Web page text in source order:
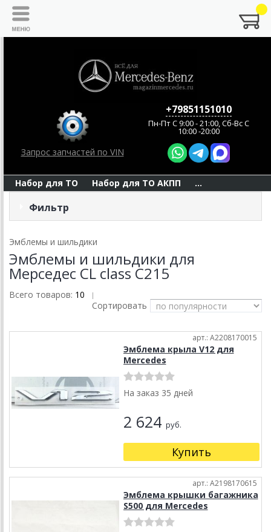
Запрос запчастей по VIN
+79851151010
Пн-Пт C 9:00 - 21:00, Сб-Вс С
10:00 -20:00
Набор для ТО Набор для ТО АКПП ...
Фильтр
Эмблемы и шильдики
Эмблемы и шильдики для
Мерседес CL class C215
Всего товаров: 10 |
Сортировать
арт.: A2208170015
Эмблема крыла V12 для
Mercedes
На заказ 35 дней
2 624 руб.
Купить
арт.: A2198170615
Эмблема крышки багажника
S500 для Mercedes